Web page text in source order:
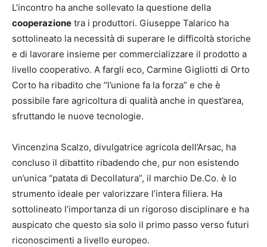
L’incontro ha anche sollevato la questione della
cooperazione tra i produttori. Giuseppe Talarico ha
sottolineato la necessità di superare le difficoltà storiche
e di lavorare insieme per commercializzare il prodotto a
livello cooperativo. A fargli eco, Carmine Gigliotti di Orto
Corto ha ribadito che “l’unione fa la forza” e che è
possibile fare agricoltura di qualità anche in quest’area,
sfruttando le nuove tecnologie.
Vincenzina Scalzo, divulgatrice agricola dell’Arsac, ha
concluso il dibattito ribadendo che, pur non esistendo
un’unica “patata di Decollatura”, il marchio De.Co. è lo
strumento ideale per valorizzare l’intera filiera. Ha
sottolineato l’importanza di un rigoroso disciplinare e ha
auspicato che questo sia solo il primo passo verso futuri
riconoscimenti a livello europeo.